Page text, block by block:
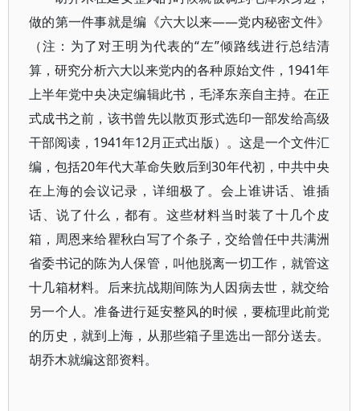
做的第一件事就是编《六大以来——党内秘密文件》
（注：为了对王明为代表的“左”倾路线进行总结清
算，研究分析六大以来党内的各种原始文件，1941年
上半年党中央决定编辑此书，毛泽东亲自主持。在正
式成书之前，该书曾先以散页形式选印一部发给高级
干部阅读，1941年12月正式出版）。这是一个文件汇
编，包括20年代大革命失败后到30年代初，中共中央
在上海的会议记录，详细极了。会上谁讲话、谁插
话、说了什么，都有。这些材料当时装了十几个皮
箱，周恩来给瞿秋白写了个条子，交给曾任中共满洲
省委书记的陈为人保管，叫他脱离一切工作，就管这
十几箱材料。后来抗战期间陈为人因病去世，就交给
另一个人。准备进行延安整风的时候，要梳理此前党
的历史，就到上海，从那些箱子里选出一部分送去。
胡乔木就编这部资料。